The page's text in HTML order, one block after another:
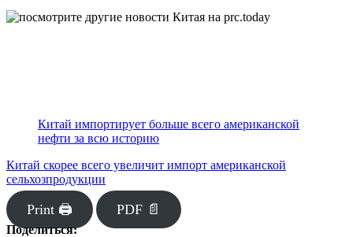
Китай импортирует больше всего американской
нефти за всю историю
Китай скорее всего увеличит импорт американской
сельхозпродукции
Print 🖨 PDF 📄
Поделиться: